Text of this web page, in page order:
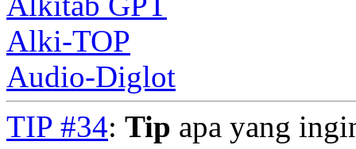
Alki-TOP
Audio-Diglot
TIP #34: Tip apa yang